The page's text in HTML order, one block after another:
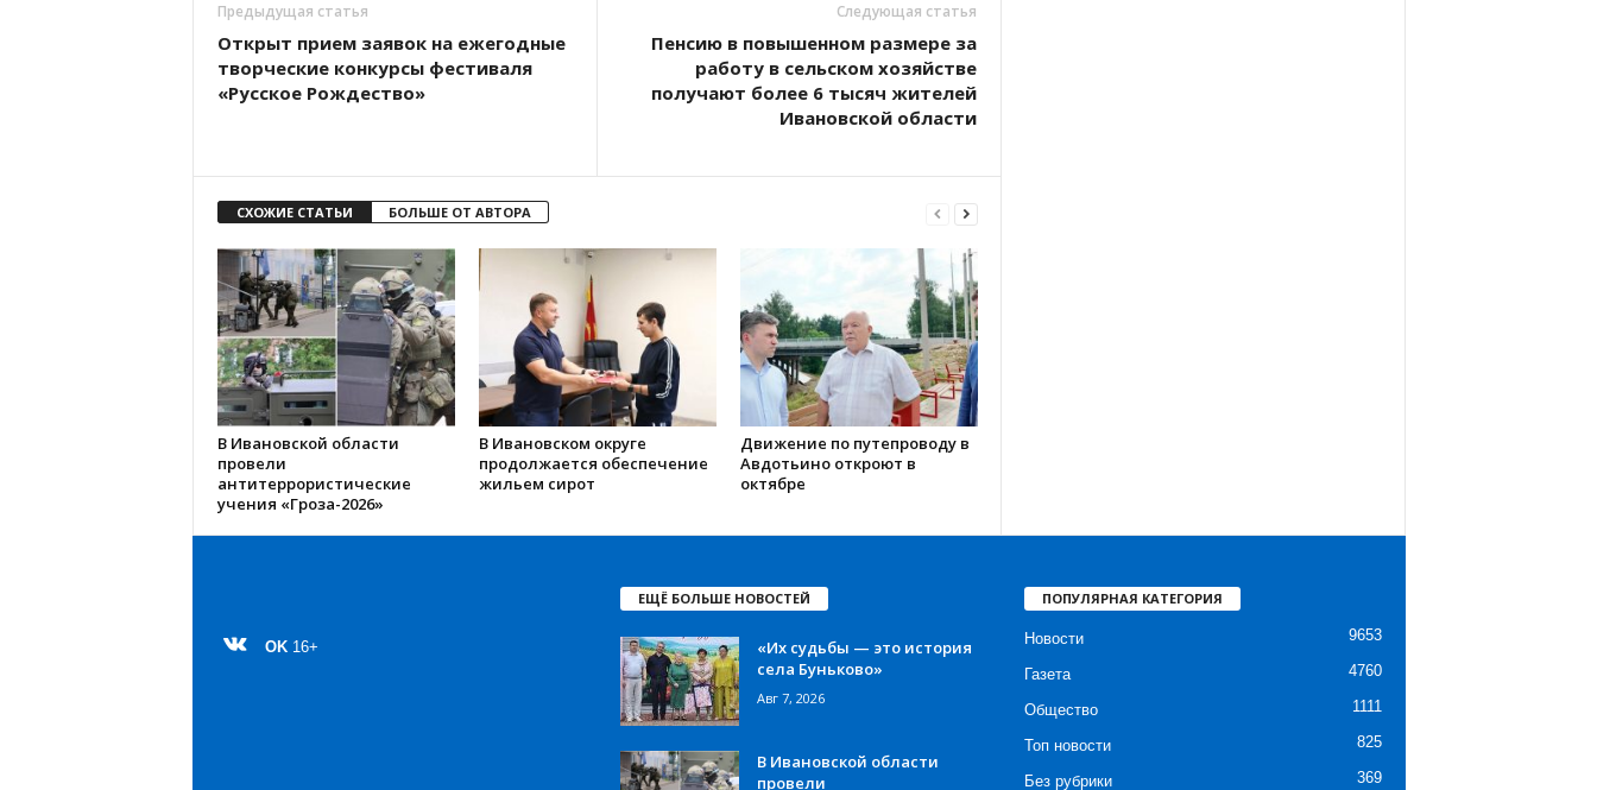
Предыдущая статья
Открыт прием заявок на ежегодные
творческие конкурсы фестиваля
«Русское Рождество»
Следующая статья
Пенсию в повышенном размере за
работу в сельском хозяйстве
получают более 6 тысяч жителей
Ивановской области
СХОЖИЕ СТАТЬИ БОЛЬШЕ ОТ АВТОРА
В Ивановской области
провели
антитеррористические
учения «Гроза-2026»
В Ивановском округе
продолжается обеспечение
жильем сирот
Движение по путепроводу в
Авдотьино откроют в
октябре
OK 16+
ЕЩЁ БОЛЬШЕ НОВОСТЕЙ
«Их судьбы — это история
села Буньково»
Авг 7, 2026
В Ивановской области
провели
ПОПУЛЯРНАЯ КАТЕГОРИЯ
Новости 9653
Газета 4760
Общество 1111
Топ новости 825
Без рубрики 369